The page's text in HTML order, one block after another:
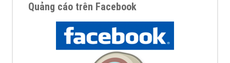
Quảng cáo trên Facebook